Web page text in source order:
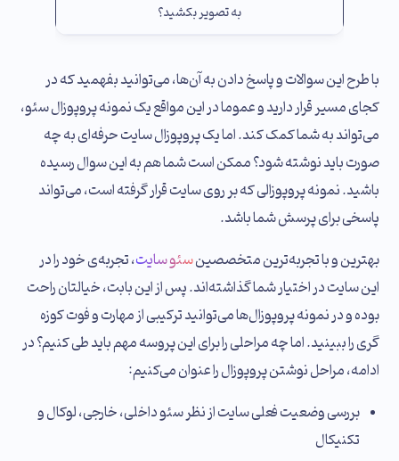
به تصویر بکشید؟
با طرح این سوالات و پاسخ دادن به آن‌ها، می‌توانید بفهمید که در
کجای مسیر قرار دارید و عموما در این مواقع یک نمونه پروپوزال سئو،
می‌تواند به شما کمک کند. اما یک پروپوزال سایت حرفه‌ای به چه
صورت باید نوشته شود؟ ممکن است شما هم به این سوال رسیده
باشید. نمونه پروپوزالی که بر روی سایت قرار گرفته است، می‌تواند
پاسخی برای پرسش شما باشد.
بهترین و با تجربه‌ترین متخصصینسئو سایت، تجربه‌ی خود را در
این سایت در اختیار شما گذاشته‌اند. پس از این بابت، خیالتان راحت
بوده و در نمونه پروپوزال‌ها می‌توانید ترکیبی از مهارت و فوت کوزه
گری را ببینید. اما چه مراحلی را برای این پروسه مهم باید طی کنیم؟ در
ادامه، مراحل نوشتن پروپوزال را عنوان می‌کنیم:
بررسی وضعیت فعلی سایت از نظر سئو داخلی، خارجی، لوکال و
تکنیکال